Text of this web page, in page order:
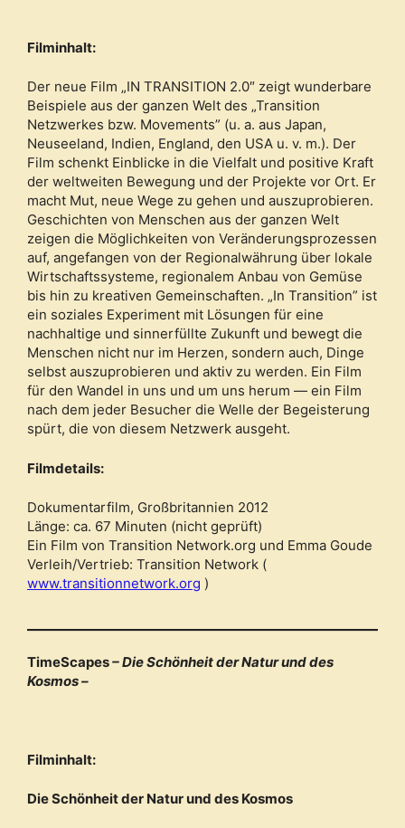
Filminhalt:
Der neue Film „IN TRANSITION 2.0″ zeigt wunderbare
Beispiele aus der ganzen Welt des „Transition
Netzwerkes bzw. Movements” (u. a. aus Japan,
Neuseeland, Indien, England, den USA u. v. m.). Der
Film schenkt Einblicke in die Vielfalt und positive Kraft
der weltweiten Bewegung und der Projekte vor Ort. Er
macht Mut, neue Wege zu gehen und auszuprobieren.
Geschichten von Menschen aus der ganzen Welt
zeigen die Möglichkeiten von Veränderungsprozessen
auf, angefangen von der Regionalwährung über lokale
Wirtschaftssysteme, regionalem Anbau von Gemüse
bis hin zu kreativen Gemeinschaften. „In Transition” ist
ein soziales Experiment mit Lösungen für eine
nachhaltige und sinnerfüllte Zukunft und bewegt die
Menschen nicht nur im Herzen, sondern auch, Dinge
selbst auszuprobieren und aktiv zu werden. Ein Film
für den Wandel in uns und um uns herum — ein Film
nach dem jeder Besucher die Welle der Begeisterung
spürt, die von diesem Netzwerk ausgeht.
Filmdetails:
Dokumentarfilm, Großbritannien 2012
Länge: ca. 67 Minuten (nicht geprüft)
Ein Film von Transition Network.org und Emma Goude
Verleih/Vertrieb: Transition Network (
www.transitionnetwork.org )
TimeScapes– Die Schönheit der Natur und des
Kosmos –
Filminhalt:
Die Schönheit der Natur und des Kosmos